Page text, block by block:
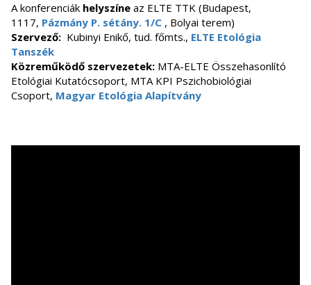
A konferenciák helyszíne az ELTE TTK (Budapest,
1117, Pázmány P. sétány. 1/C , Bolyai terem)
Szervező: Kubinyi Enikő, tud. főmts., ELTE Etológia
Tanszék
Közreműködő szervezetek: MTA-ELTE Összehasonlító
Etológiai Kutatócsoport, MTA KPI Pszichobiológiai
Csoport, Magyar Etológia Alapítvány